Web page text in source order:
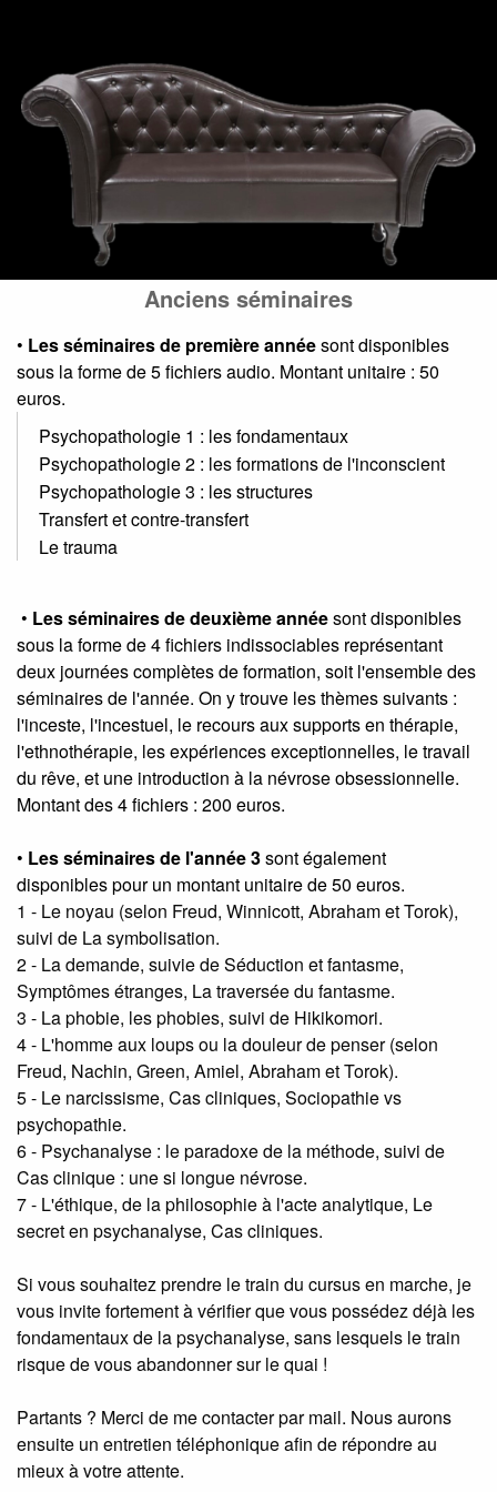
Anciens séminaires
• Les séminaires de première annéesont disponibles
sous la forme de 5 fichiers audio. Montant unitaire : 50
euros.
Psychopathologie 1 : les fondamentaux
Psychopathologie2 : les formations de l'inconscient
Psychopathologie 3 : les structures
Transfert et contre-transfert
Le trauma
• Les séminaires de deuxième annéesont disponibles
sous la forme de 4 fichiers indissociables représentant
deux journées complètes de formation, soit l'ensemble des
séminaires de l'année. On y trouve les thèmes suivants :
l'inceste, l'incestuel, le recours aux supports en thérapie,
l'ethnothérapie, les expériences exceptionnelles, le travail
du rêve, et une introduction à la névrose obsessionnelle.
Montant des 4 fichiers : 200 euros.
• Les séminaires de l'année 3sont également
disponibles pour un montant unitaire de 50 euros.
1 - Le noyau (selon Freud, Winnicott, Abraham et Torok),
suivi de La symbolisation.
2 - La demande, suivie de Séduction et fantasme,
Symptômes étranges, La traversée du fantasme.
3 - La phobie, les phobies, suivi de Hikikomori.
4 - L'homme aux loups ou la douleur de penser (selon
Freud, Nachin, Green, Amiel, Abraham et Torok).
5 - Le narcissisme, Cas cliniques, Sociopathie vs
psychopathie.
6 - Psychanalyse : le paradoxe de la méthode, suivi de
Cas clinique : une si longue névrose.
7 - L'éthique, de la philosophie à l'acte analytique, Le
secret en psychanalyse, Cas cliniques.
Si vous souhaitez prendre le train du cursus en marche, je
vous invite fortement à vérifier que vous possédez déjà les
fondamentaux de la psychanalyse, sans lesquels le train
risque de vous abandonner sur le quai !
Partants ? Merci de me contacter par mail. Nous aurons
ensuite un entretien téléphonique afin de répondre au
mieux à votre attente.